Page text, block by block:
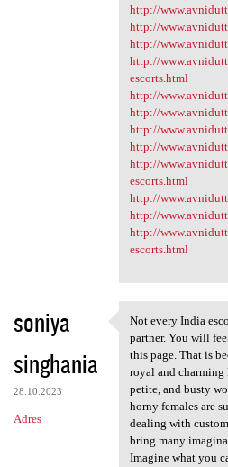
http://
http://
http://
http://
escorts.html
http://
http://
http://
http://
http://
escorts.html
http://
http://
http://
escorts.html
soniya
singhania
28.10.2023
Adres
Not every India
Not every India
partner. You will
this page. That is
royal and charming
petite, and busty
horny females are
dealing with
bring many
Imagine what you